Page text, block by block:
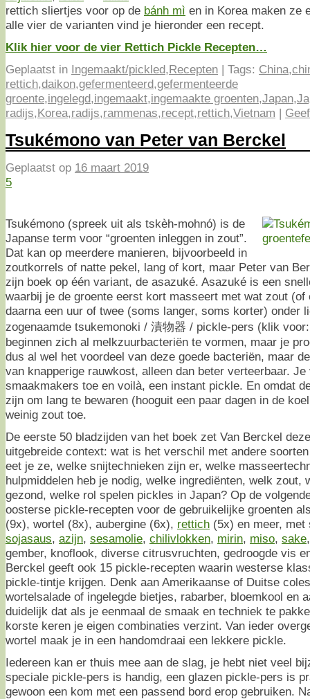
rettich sliertjes voor op de bánh mì en in Korea maken ze
alle vier de varianten vind je hieronder een recept.
Klik hier voor de vier Rettich Pickle Recepten…
Geplaatst in Ingemaakt/pickled,Recepten | Tags: China,
rettich,daikon,gefermenteerd,gefermenteerde
groente,ingelegd,ingemaakt,ingemaakte groenten,Japan,
radijs,Korea,radijs,rammenas,recept,rettich,Vietnam |
Tsukémono van Peter van Berckel
Geplaatst op 16 maart 2019
5
Tsukémono (spreek uit als tskèh-mohnó) is de
Japanse term voor “groenten inleggen in zout”.
Dat kan op meerdere manieren, bijvoorbeeld in
zoutkorrels of natte pekel, lang of kort, maar Peter van
zijn boek op één variant, de asazuké. Asazuké is een
waarbij je de groente eerst kort masseert met wat zout (of
daarna een uur of twee (soms langer, soms korter) onder
zogenaamde tsukemonoki / 漬物器 / pickle-pers (klik
beginnen zich al melkzuurbacteriën te vormen, maar je
dus al wel het voordeel van deze goede bacteriën, maar
van knapperige rauwkost, alleen dan beter verteerbaar.
smaakmakers toe en voilà, een instant pickle. En omdat
zijn om lang te bewaren (hooguit een paar dagen in de
weinig zout toe.
De eerste 50 bladzijden van het boek zet Van Berckel
uitgebreide context: wat is het verschil met andere
eet je ze, welke snijtechnieken zijn er, welke
hulpmiddelen heb je nodig, welke ingrediënten, welk zout,
gezond, welke rol spelen pickles in Japan? Op de
oosterse pickle-recepten voor de gebruikelijke groenten
(9x), wortel (8x), aubergine (6x), rettich (5x) en meer,
sojasaus, azijn, sesamolie, chilivlokken, mirin, miso, sake
gember, knoflook, diverse citrusvruchten, gedroogde vis
Berckel geeft ook 15 pickle-recepten waarin westerse
pickle-tintje krijgen. Denk aan Amerikaanse of Duitse
wortelsalade of ingelegde bietjes, rabarber, bloemkool en
duidelijk dat als je eenmaal de smaak en techniek te
korste keren je eigen combinaties verzint. Van ieder
wortel maak je in een handomdraai een lekkere pickle.
Iedereen kan er thuis mee aan de slag, je hebt niet veel
speciale pickle-pers is handig, een glazen pickle-pers is
gewoon een kom met een passend bord erop gebruiken.